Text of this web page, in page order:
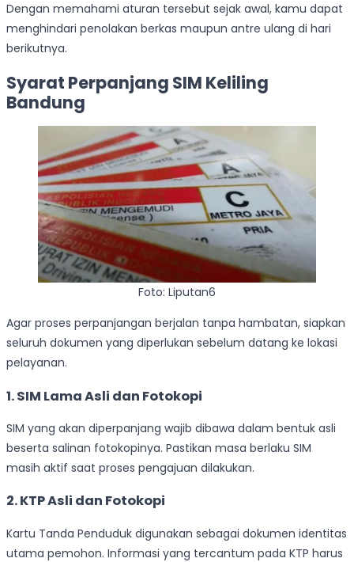
Dengan memahami aturan tersebut sejak awal, kamu dapat
menghindari penolakan berkas maupun antre ulang di hari
berikutnya.
Syarat Perpanjang SIM Keliling
Bandung
Foto: Liputan6
Agar proses perpanjangan berjalan tanpa hambatan, siapkan
seluruh dokumen yang diperlukan sebelum datang ke lokasi
pelayanan.
1. SIM Lama Asli dan Fotokopi
SIM yang akan diperpanjang wajib dibawa dalam bentuk asli
beserta salinan fotokopinya. Pastikan masa berlaku SIM
masih aktif saat proses pengajuan dilakukan.
2. KTP Asli dan Fotokopi
Kartu Tanda Penduduk digunakan sebagai dokumen identitas
utama pemohon. Informasi yang tercantum pada KTP harus